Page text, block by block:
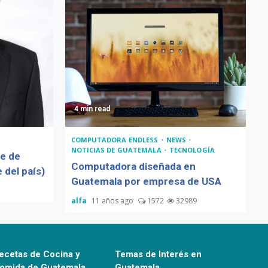
de
del país)
4 min read
COMPUTADORA ENDLESS
NEWS
NOTICIAS DE GUATEMALA
TECNOLOGÍA
Computadora diseñada en
Guatemala por empresa de USA
alfa 11 años ago 1572 32989
de Cocina y
Temas de Interés en